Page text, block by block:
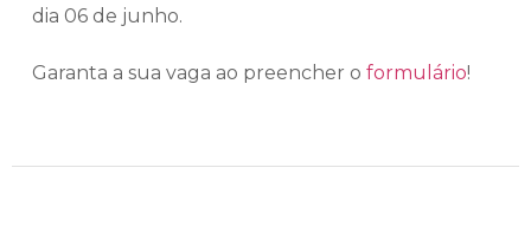
dia 06 de junho.
Garanta a sua vaga ao preencher o formulário!